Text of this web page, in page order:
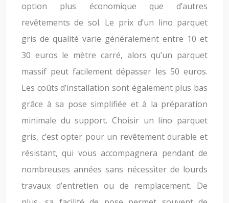
option plus économique que d’autres
revêtements de sol. Le prix d’un lino parquet
gris de qualité varie généralement entre 10 et
30 euros le mètre carré, alors qu’un parquet
massif peut facilement dépasser les 50 euros.
Les coûts d’installation sont également plus bas
grâce à sa pose simplifiée et à la préparation
minimale du support. Choisir un lino parquet
gris, c’est opter pour un revêtement durable et
résistant, qui vous accompagnera pendant de
nombreuses années sans nécessiter de lourds
travaux d’entretien ou de remplacement. De